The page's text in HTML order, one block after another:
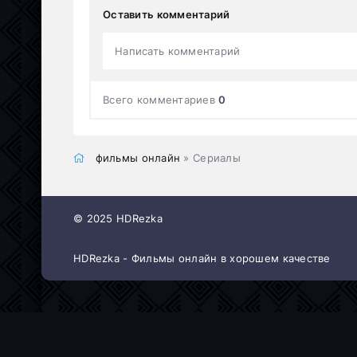
Оставить комментарий
Написать комментарий
Всего комментариев0
фильмы онлайн » Сериалы
© 2025 HDRezka
HDRezka - Фильмы онлайн в хорошем качестве